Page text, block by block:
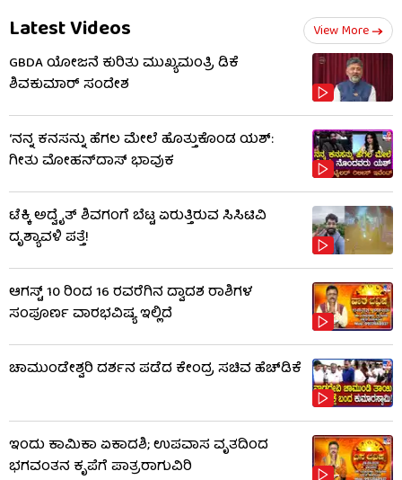
Latest Videos View More
GBDA ಯೋಜನೆ ಕುರಿತು ಮುಖ್ಯಮಂತ್ರಿ ಡಿಕೆ
ಶಿವಕುಮಾರ್ ಸಂದೇಶ
‘ನನ್ನ ಕನಸನ್ನು ಹೆಗಲ ಮೇಲೆ ಹೊತ್ತುಕೊಂಡ ಯಶ್:
ಗೀತು ಮೋಹನ್​​ದಾಸ್ ಭಾವುಕ
ಟೆಕ್ಕಿ ಅದ್ವೈತ್ ಶಿವಗಂಗೆ ಬೆಟ್ಟ ಏರುತ್ತಿರುವ ಸಿಸಿಟಿವಿ
ದೃಶ್ಯಾವಳಿ ಪತ್ತೆ!
ಆಗಸ್ಟ್ 10 ರಿಂದ 16 ರವರೆಗಿನ ದ್ವಾದಶ ರಾಶಿಗಳ
ಸಂಪೂರ್ಣ ವಾರಭವಿಷ್ಯ ಇಲ್ಲಿದೆ
ಚಾಮುಂಡೇಶ್ವರಿ ದರ್ಶನ ಪಡೆದ ಕೇಂದ್ರ ಸಚಿವ ಹೆಚ್​​ಡಿಕೆ
ಇಂದು ಕಾಮಿಕಾ ಏಕಾದಶಿ; ಉಪವಾಸ ವೃತದಿಂದ
ಭಗವಂತನ ಕೃಪೆಗೆ ಪಾತ್ರರಾಗುವಿರಿ